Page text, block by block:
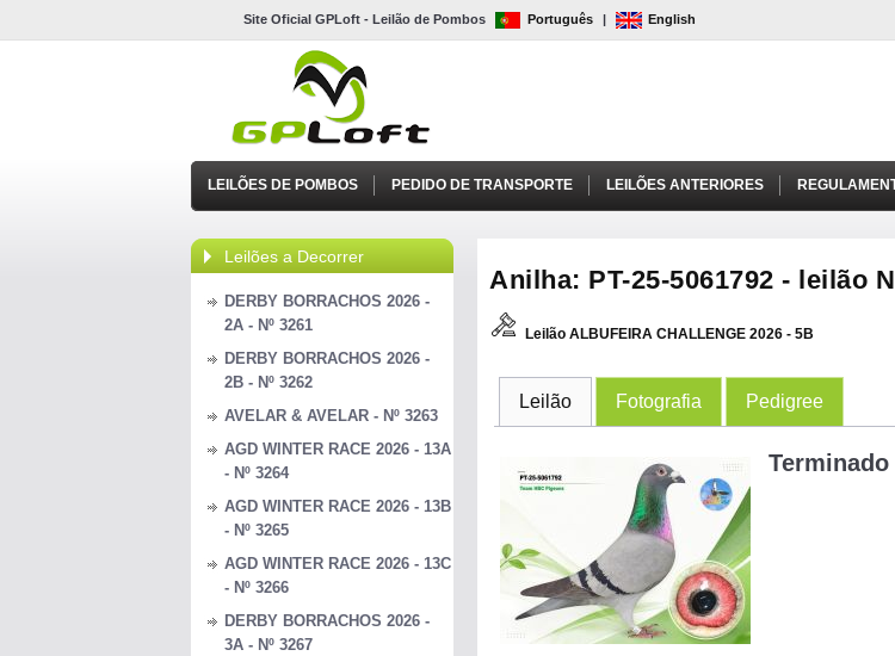
Site Oficial GPLoft - Leilão de Pombos Português | English
LEILÕES DE POMBOS PEDIDO DE TRANSPORTE LEILÕES ANTERIORES
Leilões a Decorrer
DERBY BORRACHOS 2026 -
2A - Nº 3261
DERBY BORRACHOS 2026 -
2B - Nº 3262
AVELAR & AVELAR - Nº 3263
AGD WINTER RACE 2026 - 13A
- Nº 3264
AGD WINTER RACE 2026 - 13B
- Nº 3265
AGD WINTER RACE 2026 - 13C
- Nº 3266
DERBY BORRACHOS 2026 -
3A - Nº 3267
Anilha: PT-25-5061792 - leilão
Leilão ALBUFEIRA CHALLENGE 2026 - 5B
Leilão Fotografia Pedigree
Terminado